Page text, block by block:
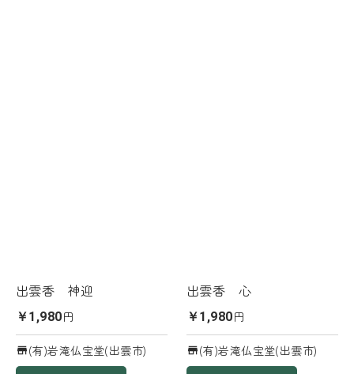
出雲香 神迎
￥1,980円
(有)岩滝仏宝堂(出雲市)
出雲香 心
￥1,980円
(有)岩滝仏宝堂(出雲市)